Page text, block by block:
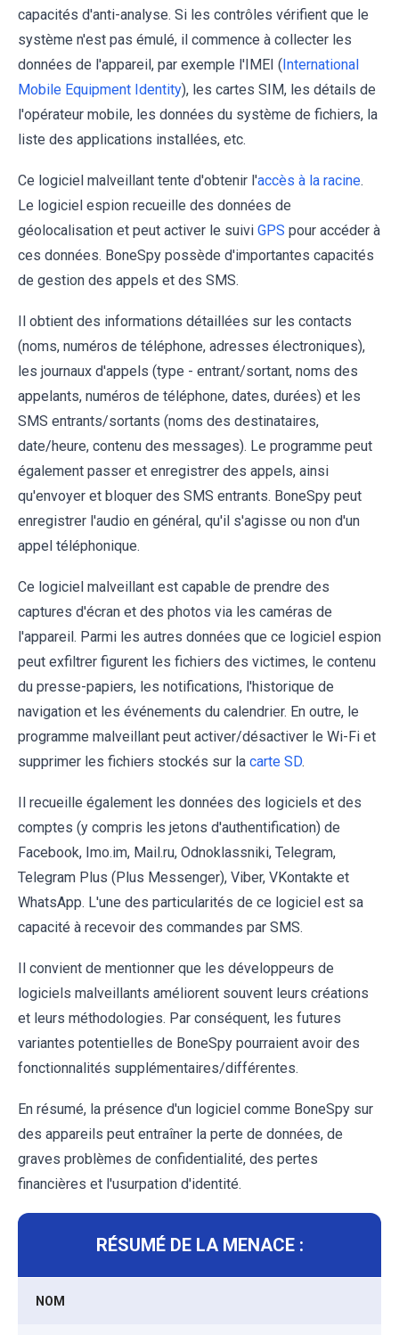
capacités d'anti-analyse. Si les contrôles vérifient que le
système n'est pas émulé, il commence à collecter les
données de l'appareil, par exemple l'IMEI (International
Mobile Equipment Identity), les cartes SIM, les détails de
l'opérateur mobile, les données du système de fichiers, la
liste des applications installées, etc.
Ce logiciel malveillant tente d'obtenir l'accès à la racine.
Le logiciel espion recueille des données de
géolocalisation et peut activer le suivi GPS pour accéder à
ces données. BoneSpy possède d'importantes capacités
de gestion des appels et des SMS.
Il obtient des informations détaillées sur les contacts
(noms, numéros de téléphone, adresses électroniques),
les journaux d'appels (type - entrant/sortant, noms des
appelants, numéros de téléphone, dates, durées) et les
SMS entrants/sortants (noms des destinataires,
date/heure, contenu des messages). Le programme peut
également passer et enregistrer des appels, ainsi
qu'envoyer et bloquer des SMS entrants. BoneSpy peut
enregistrer l'audio en général, qu'il s'agisse ou non d'un
appel téléphonique.
Ce logiciel malveillant est capable de prendre des
captures d'écran et des photos via les caméras de
l'appareil. Parmi les autres données que ce logiciel espion
peut exfiltrer figurent les fichiers des victimes, le contenu
du presse-papiers, les notifications, l'historique de
navigation et les événements du calendrier. En outre, le
programme malveillant peut activer/désactiver le Wi-Fi et
supprimer les fichiers stockés sur la carte SD.
Il recueille également les données des logiciels et des
comptes (y compris les jetons d'authentification) de
Facebook, Imo.im, Mail.ru, Odnoklassniki, Telegram,
Telegram Plus (Plus Messenger), Viber, VKontakte et
WhatsApp. L'une des particularités de ce logiciel est sa
capacité à recevoir des commandes par SMS.
Il convient de mentionner que les développeurs de
logiciels malveillants améliorent souvent leurs créations
et leurs méthodologies. Par conséquent, les futures
variantes potentielles de BoneSpy pourraient avoir des
fonctionnalités supplémentaires/différentes.
En résumé, la présence d'un logiciel comme BoneSpy sur
des appareils peut entraîner la perte de données, de
graves problèmes de confidentialité, des pertes
financières et l'usurpation d'identité.
RÉSUMÉ DE LA MENACE :
NOM